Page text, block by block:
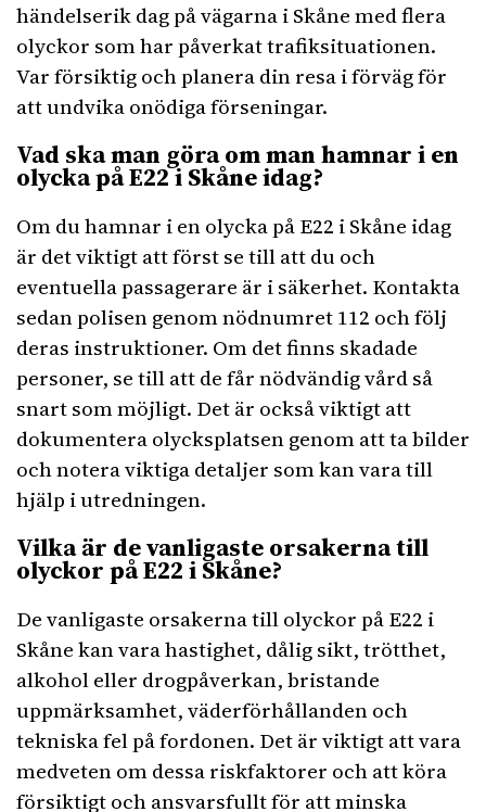
händelserik dag på vägarna i Skåne med flera
olyckor som har påverkat trafiksituationen.
Var försiktig och planera din resa i förväg för
att undvika onödiga förseningar.
Vad ska man göra om man hamnar i en
olycka på E22 i Skåne idag?
Om du hamnar i en olycka på E22 i Skåne idag
är det viktigt att först se till att du och
eventuella passagerare är i säkerhet. Kontakta
sedan polisen genom nödnumret 112 och följ
deras instruktioner. Om det finns skadade
personer, se till att de får nödvändig vård så
snart som möjligt. Det är också viktigt att
dokumentera olycksplatsen genom att ta bilder
och notera viktiga detaljer som kan vara till
hjälp i utredningen.
Vilka är de vanligaste orsakerna till
olyckor på E22 i Skåne?
De vanligaste orsakerna till olyckor på E22 i
Skåne kan vara hastighet, dålig sikt, trötthet,
alkohol eller drogpåverkan, bristande
uppmärksamhet, väderförhållanden och
tekniska fel på fordonen. Det är viktigt att vara
medveten om dessa riskfaktorer och att köra
försiktigt och ansvarsfullt för att minska